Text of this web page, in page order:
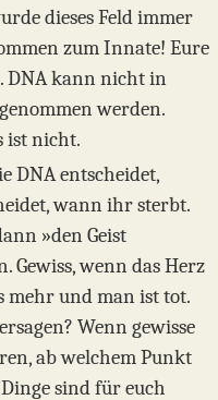
dieses Feld immer
zum Innate! Eure
DNA kann nicht in
werden.
ist nicht.
DNA entscheidet,
wann ihr sterbt.
»den Geist
Gewiss, wenn das Herz
mehr und man ist tot.
Wenn gewisse
ab welchem Punkt
sind für euch